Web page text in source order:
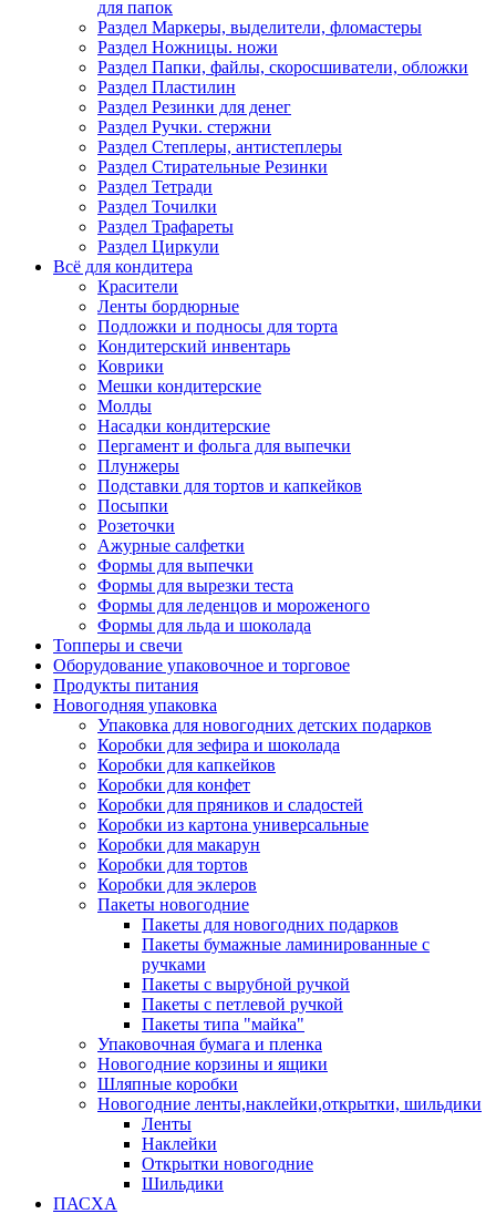
для папок
Раздел Маркеры, выделители, фломастеры
Раздел Ножницы. ножи
Раздел Папки, файлы, скоросшиватели, обложки
Раздел Пластилин
Раздел Резинки для денег
Раздел Ручки. стержни
Раздел Степлеры, антистеплеры
Раздел Стирательные Резинки
Раздел Тетради
Раздел Точилки
Раздел Трафареты
Раздел Циркули
Всё для кондитера
Красители
Ленты бордюрные
Подложки и подносы для торта
Кондитерский инвентарь
Коврики
Мешки кондитерские
Молды
Насадки кондитерские
Пергамент и фольга для выпечки
Плунжеры
Подставки для тортов и капкейков
Посыпки
Розеточки
Ажурные салфетки
Формы для выпечки
Формы для вырезки теста
Формы для леденцов и мороженого
Формы для льда и шоколада
Топперы и свечи
Оборудование упаковочное и торговое
Продукты питания
Новогодняя упаковка
Упаковка для новогодних детских подарков
Коробки для зефира и шоколада
Коробки для капкейков
Коробки для конфет
Коробки для пряников и сладостей
Коробки из картона универсальные
Коробки для макарун
Коробки для тортов
Коробки для эклеров
Пакеты новогодние
Пакеты для новогодних подарков
Пакеты бумажные ламинированные с
ручками
Пакеты с вырубной ручкой
Пакеты с петлевой ручкой
Пакеты типа "майка"
Упаковочная бумага и пленка
Новогодние корзины и ящики
Шляпные коробки
Новогодние ленты,наклейки,открытки, шильдики
Ленты
Наклейки
Открытки новогодние
Шильдики
ПАСХА